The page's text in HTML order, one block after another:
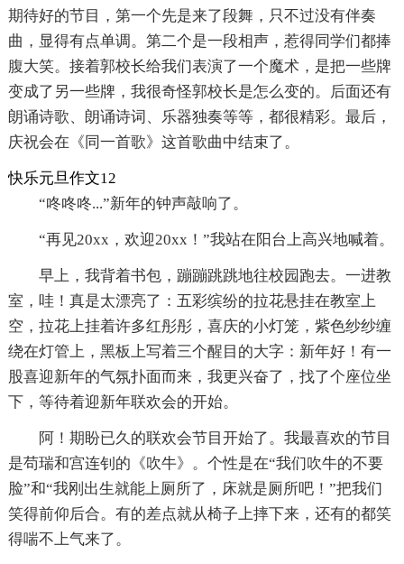
期待好的节目，第一个先是来了段舞，只不过没有伴奏
曲，显得有点单调。第二个是一段相声，惹得同学们都捧
腹大笑。接着郭校长给我们表演了一个魔术，是把一些牌
变成了另一些牌，我很奇怪郭校长是怎么变的。后面还有
朗诵诗歌、朗诵诗词、乐器独奏等等，都很精彩。最后，
庆祝会在《同一首歌》这首歌曲中结束了。
快乐元旦作文12
“咚咚咚...”新年的钟声敲响了。
“再见20xx，欢迎20xx！”我站在阳台上高兴地喊着。
早上，我背着书包，蹦蹦跳跳地往校园跑去。一进教
室，哇！真是太漂亮了：五彩缤纷的拉花悬挂在教室上
空，拉花上挂着许多红彤彤，喜庆的小灯笼，紫色纱纱缠
绕在灯管上，黑板上写着三个醒目的大字：新年好！有一
股喜迎新年的气氛扑面而来，我更兴奋了，找了个座位坐
下，等待着迎新年联欢会的开始。
阿！期盼已久的联欢会节目开始了。我最喜欢的节目
是苟瑞和宫连钊的《吹牛》。个性是在“我们吹牛的不要
脸”和“我刚出生就能上厕所了，床就是厕所吧！”把我们
笑得前仰后合。有的差点就从椅子上摔下来，还有的都笑
得喘不上气来了。